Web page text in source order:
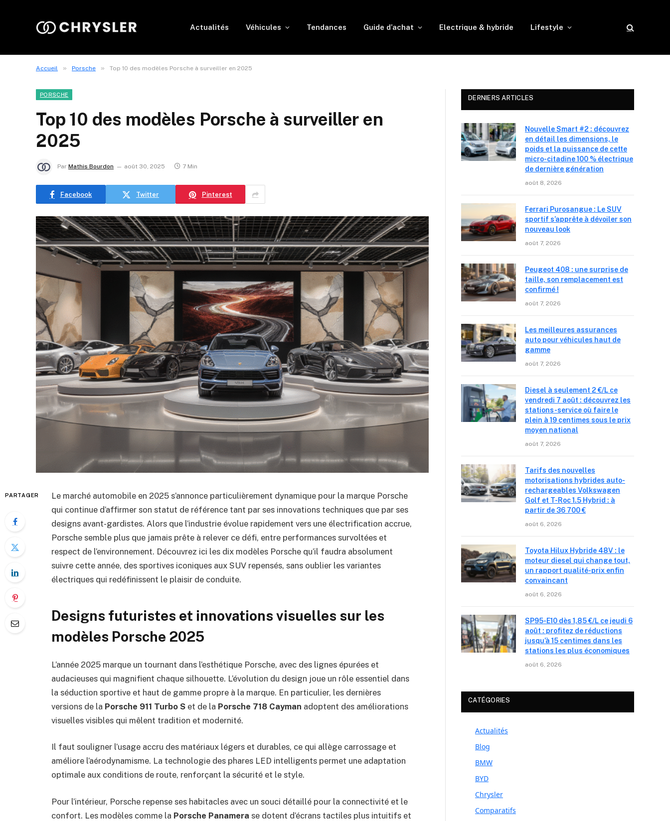
Actualités Véhicules Tendances Guide d’achat Electrique & hybride Lifestyle
Accueil » Porsche » Top 10 des modèles Porsche à surveiller en 2025
PORSCHE
Top 10 des modèles Porsche à surveiller en
2025
Par Mathis Bourdon août 30, 2025 7 Min
Facebook Twitter Pinterest
PARTAGER
Le marché automobile en 2025 s’annonce particulièrement dynamique pour la marque Porsche
qui continue d’affirmer son statut de référence tant par ses innovations techniques que par ses
designs avant-gardistes. Alors que l’industrie évolue rapidement vers une électrification accrue,
Porsche semble plus que jamais prête à relever ce défi, entre performances survoltées et
respect de l’environnement. Découvrez ici les dix modèles Porsche qu’il faudra absolument
suivre cette année, des sportives iconiques aux SUV repensés, sans oublier les variantes
électriques qui redéfinissent le plaisir de conduite.
Designs futuristes et innovations visuelles sur les
modèles Porsche 2025
L’année 2025 marque un tournant dans l’esthétique Porsche, avec des lignes épurées et
audacieuses qui magnifient chaque silhouette. L’évolution du design joue un rôle essentiel dans
la séduction sportive et haut de gamme propre à la marque. En particulier, les dernières
versions de la Porsche 911 Turbo S et de la Porsche 718 Cayman adoptent des améliorations
visuelles visibles qui mêlent tradition et modernité.
Il faut souligner l’usage accru des matériaux légers et durables, ce qui allège carrossage et
améliore l’aérodynamisme. La technologie des phares LED intelligents permet une adaptation
optimale aux conditions de route, renforçant la sécurité et le style.
Pour l’intérieur, Porsche repense ses habitacles avec un souci détaillé pour la connectivité et le
confort. Les modèles comme la Porsche Panamera se dotent d’écrans tactiles plus intuitifs et
DERNIERS ARTICLES
Nouvelle Smart #2 : découvrez
en détail les dimensions, le
poids et la puissance de cette
micro-citadine 100 % électrique
de dernière génération
août 8, 2026
Ferrari Purosangue : Le SUV
sportif s’apprête à dévoiler son
nouveau look
août 7, 2026
Peugeot 408 : une surprise de
taille, son remplacement est
confirmé !
août 7, 2026
Les meilleures assurances
auto pour véhicules haut de
gamme
août 7, 2026
Diesel à seulement 2 €/L ce
vendredi 7 août : découvrez les
stations-service où faire le
plein à 19 centimes sous le prix
moyen national
août 7, 2026
Tarifs des nouvelles
motorisations hybrides auto-
rechargeables Volkswagen
Golf et T-Roc 1.5 Hybrid : à
partir de 36 700 €
août 6, 2026
Toyota Hilux Hybride 48V : le
moteur diesel qui change tout,
un rapport qualité-prix enfin
convaincant
août 6, 2026
SP95-E10 dès 1,85 €/L ce jeudi 6
août : profitez de réductions
jusqu’à 15 centimes dans les
stations les plus économiques
août 6, 2026
CATÉGORIES
Actualités
Blog
BMW
BYD
Chrysler
Comparatifs